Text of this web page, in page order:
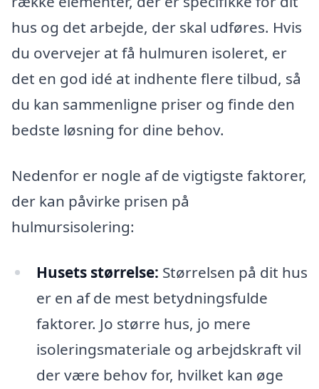
hus og det arbejde, der skal udføres. Hvis
du overvejer at få hulmuren isoleret, er
det en god idé at indhente flere tilbud, så
du kan sammenligne priser og finde den
bedste løsning for dine behov.
Nedenfor er nogle af de vigtigste faktorer,
der kan påvirke prisen på
hulmursisolering:
Husets størrelse: Størrelsen på dit hus
er en af de mest betydningsfulde
faktorer. Jo større hus, jo mere
isoleringsmateriale og arbejdskraft vil
der være behov for, hvilket kan øge